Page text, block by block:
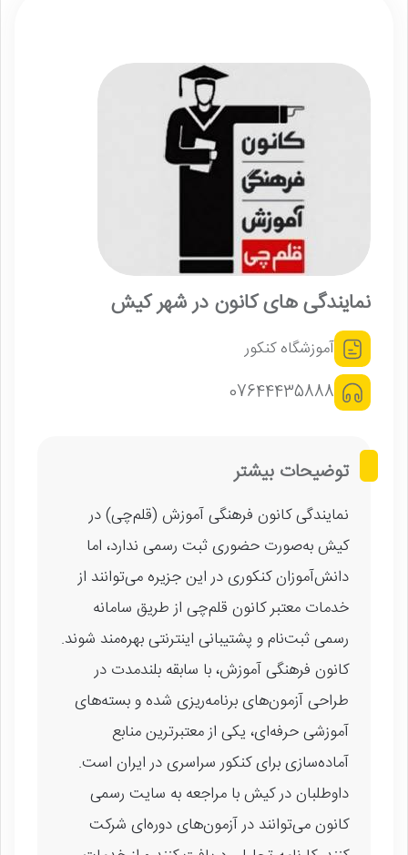
نمایندگی های کانون در شهر کیش
آموزشگاه کنکور
07644435888
توضیحات بیشتر
نمایندگی کانون فرهنگی آموزش (قلم‌چی) در
کیش به‌صورت حضوری ثبت رسمی ندارد، اما
دانش‌آموزان کنکوری در این جزیره می‌توانند از
خدمات معتبر کانون قلم‌چی از طریق سامانه
رسمی ثبت‌نام و پشتیبانی اینترنتی بهره‌مند شوند.
کانون فرهنگی آموزش، با سابقه بلندمدت در
طراحی آزمون‌های برنامه‌ریزی شده و بسته‌های
آموزشی حرفه‌ای، یکی از معتبرترین منابع
آماده‌سازی برای کنکور سراسری در ایران است.
داوطلبان در کیش با مراجعه به سایت رسمی
کانون می‌توانند در آزمون‌های دوره‌ای شرکت